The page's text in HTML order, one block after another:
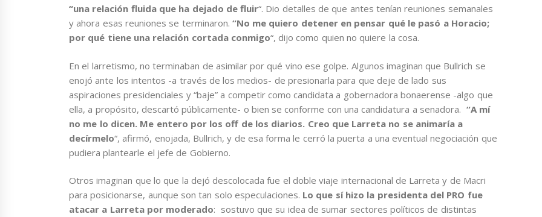
“una relación fluida que ha dejado de fluir“. Dio detalles de que antes tenían reuniones semanales
y ahora esas reuniones se terminaron. “No me quiero detener en pensar qué le pasó a Horacio;
por qué tiene una relación cortada conmigo“, dijo como quien no quiere la cosa.
En el larretismo, no terminaban de asimilar por qué vino ese golpe. Algunos imaginan que Bullrich se
enojó ante los intentos -a través de los medios- de presionarla para que deje de lado sus
aspiraciones presidenciales y “baje” a competir como candidata a gobernadora bonaerense -algo que
ella, a propósito, descartó públicamente- o bien se conforme con una candidatura a senadora. “A mí
no me lo dicen. Me entero por los off de los diarios. Creo que Larreta no se animaría a
decírmelo“, afirmó, enojada, Bullrich, y de esa forma le cerró la puerta a una eventual negociación que
pudiera plantearle el jefe de Gobierno.
Otros imaginan que lo que la dejó descolocada fue el doble viaje internacional de Larreta y de Macri
para posicionarse, aunque son tan solo especulaciones. Lo que sí hizo la presidenta del PRO fue
atacar a Larreta por moderado: sostuvo que su idea de sumar sectores políticos de distintas